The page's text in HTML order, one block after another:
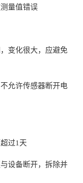
量值错误
变化很大，应避免
允许传感器断开电
过1天
设备断开，拆除并